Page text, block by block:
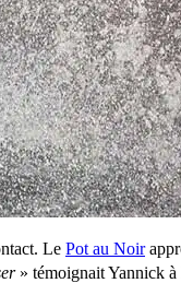
Le Pot au Noir
» témoignait Yannick à